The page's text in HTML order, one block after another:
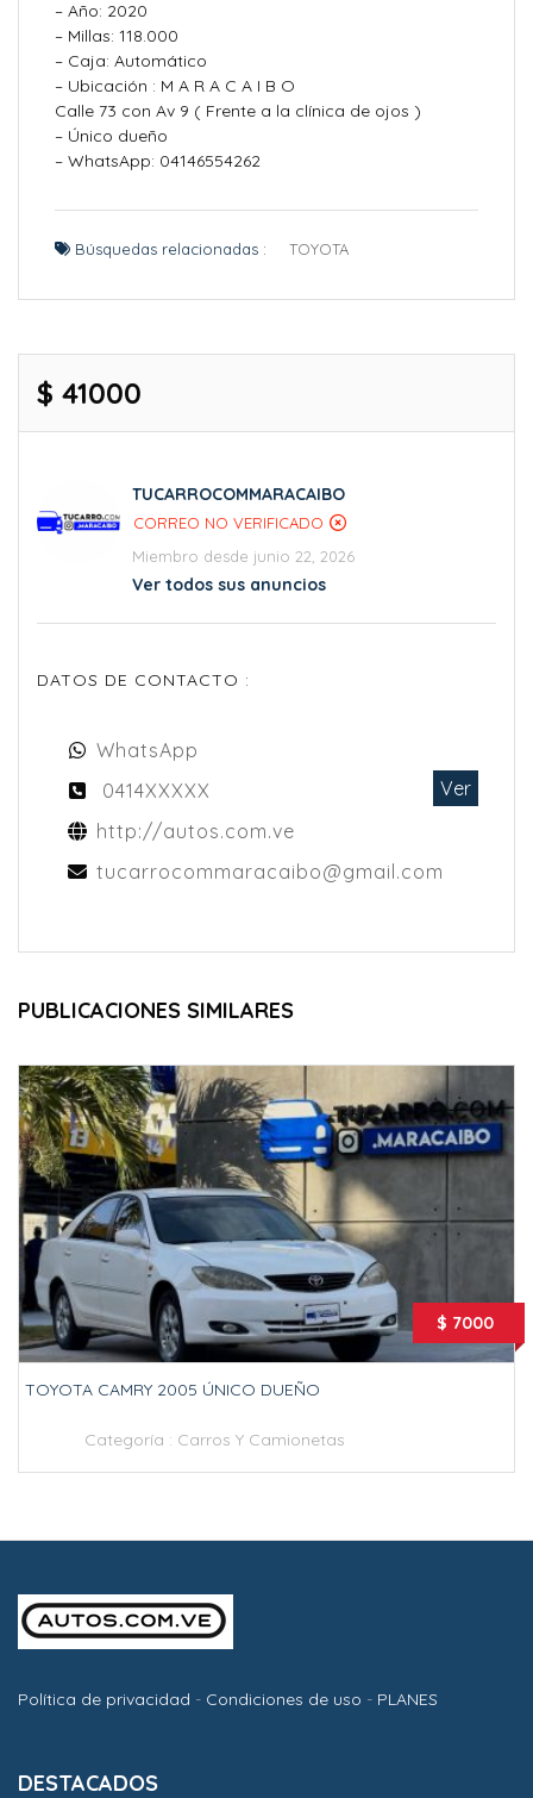
– Año: 2020
– Millas: 118.000
– Caja: Automático
– Ubicación : M A R A C A I B O
Calle 73 con Av 9 ( Frente a la clínica de ojos )
– Único dueño
– WhatsApp: 04146554262
Búsquedas relacionadas : TOYOTA
$ 41000
TUCARROCOMMARACAIBO
CORREO NO VERIFICADO
Miembro desde junio 22, 2026
Ver todos sus anuncios
DATOS DE CONTACTO :
WhatsApp
0414XXXXX
Ver
http://autos.com.ve
tucarrocommaracaibo@gmail.com
PUBLICACIONES SIMILARES
$ 7000
TOYOTA CAMRY 2005 ÚNICO DUEÑO
Categoría : Carros Y Camionetas
Política de privacidad - Condiciones de uso - PLANES
DESTACADOS